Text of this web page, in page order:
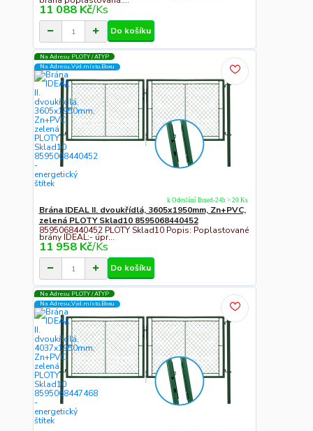
11 088 Kč/Ks
Do košíku
Na Adresu PLOTY / ATYP
Na Adresu,Výd.místo,Boxu
Brána IDEAL II. dvoukřídlá, 3605x1950mm, Zn+PVC,
zelená PLOTY Sklad10 8595068440452
8595068440452 PLOTY Sklad10 Popis: Poplastované
brány IDEAL:- úpr...
11 958 Kč/Ks
k Odeslání Ihned-24h > 20 Ks
Do košíku
Na Adresu PLOTY / ATYP
Na Adresu,Výd.místo,Boxu